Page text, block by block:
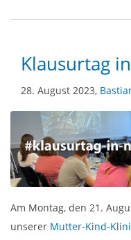
Klausurtag
28. August 2023,
Am Montag, den 21.
unserer Mutter-Kind-